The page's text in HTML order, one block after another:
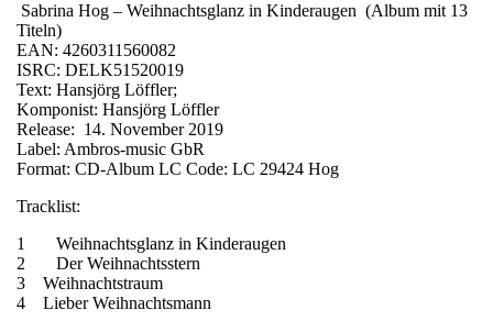
Sabrina Hog – Weihnachtsglanz in Kinderaugen (Album mit 13
Titeln)
EAN: 4260311560082
ISRC: DELK51520019
Text: Hansjörg Löffler;
Komponist: Hansjörg Löffler
Release: 14. November 2019
Label: Ambros-music GbR
Format: CD-Album LC Code: LC 29424 Hog
Tracklist:
1 Weihnachtsglanz in Kinderaugen
2 Der Weihnachtsstern
3 Weihnachtstraum
4 Lieber Weihnachtsmann